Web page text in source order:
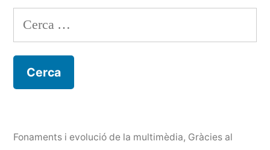
software»
Cerca:
Fonaments i evolució de la multimèdia, Gràcies al